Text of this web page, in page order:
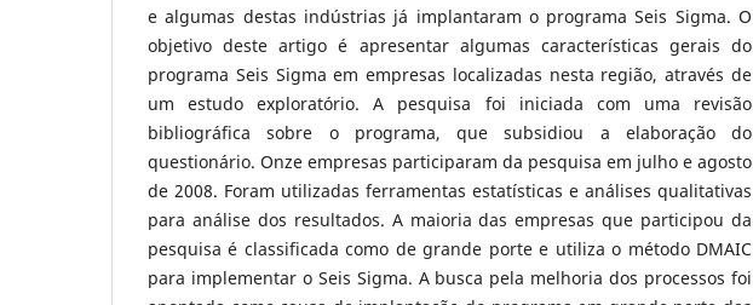
e algumas destas indústrias já implantaram o programa Seis Sigma. O
objetivo deste artigo é apresentar algumas características gerais do
programa Seis Sigma em empresas localizadas nesta região, através de
um estudo exploratório. A pesquisa foi iniciada com uma revisão
bibliográfica sobre o programa, que subsidiou a elaboração do
questionário. Onze empresas participaram da pesquisa em julho e agosto
de 2008. Foram utilizadas ferramentas estatísticas e análises qualitativas
para análise dos resultados. A maioria das empresas que participou da
pesquisa é classificada como de grande porte e utiliza o método DMAIC
para implementar o Seis Sigma. A busca pela melhoria dos processos foi